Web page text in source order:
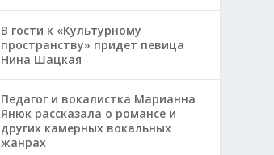
В гости к «Культурному
пространству» придет певица
Нина Шацкая
Педагог и вокалистка Марианна
Янюк рассказала о романсе и
других камерных вокальных
жанрах